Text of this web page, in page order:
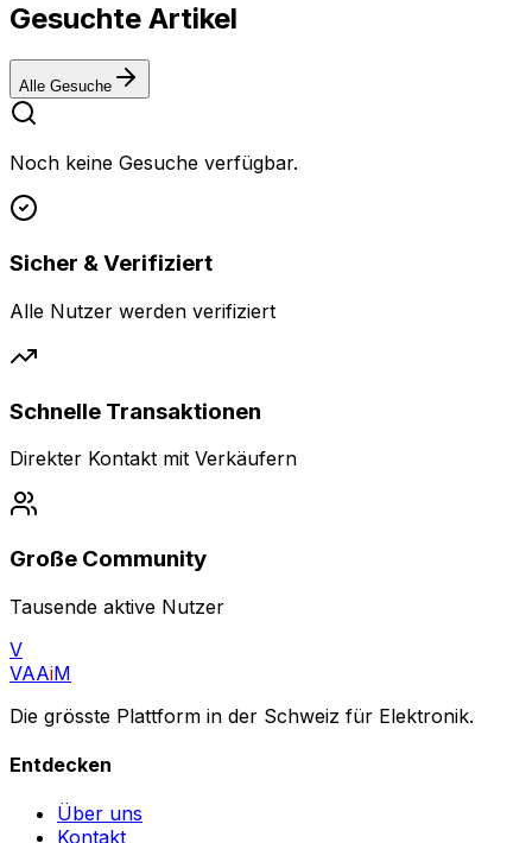
Gesuchte Artikel
Alle Gesuche
Noch keine Gesuche verfügbar.
Sicher & Verifiziert
Alle Nutzer werden verifiziert
Schnelle Transaktionen
Direkter Kontakt mit Verkäufern
Große Community
Tausende aktive Nutzer
V
VAAiM
Die grösste Plattform in der Schweiz für Elektronik.
Entdecken
Über uns
Kontakt